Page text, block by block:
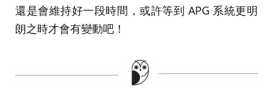
還是會維持好一段時間，或許等到 APG 系統更明
朗之時才會有變動吧！